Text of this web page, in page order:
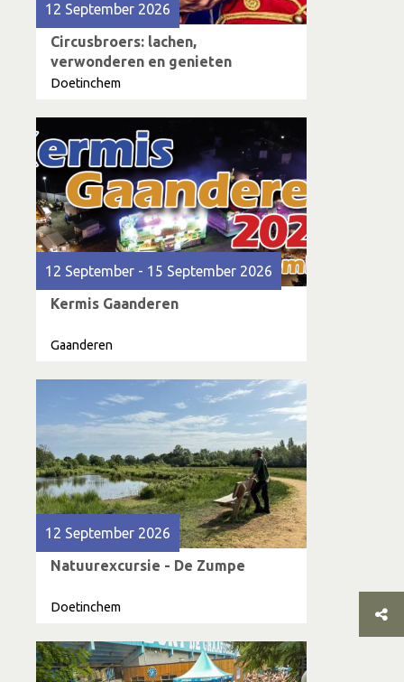
12 September 2026
Circusbroers: lachen,
verwonderen en genieten
Doetinchem
12 September - 15 September 2026
Kermis Gaanderen
Gaanderen
12 September 2026
Natuurexcursie - De Zumpe
Doetinchem